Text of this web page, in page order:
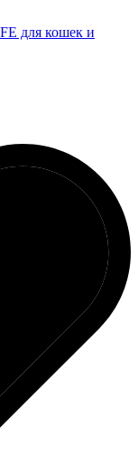
для кошек и